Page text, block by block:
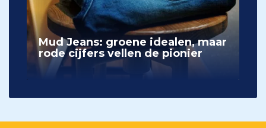
Mud Jeans: groene idealen, maar
rode cijfers vellen de pionier